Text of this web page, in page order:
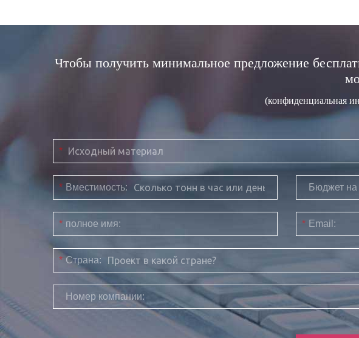
Чтобы получить минимальное предложение
(конфиденциальная
*
* Вместимость: Бюджет на
* полное имя: * Email:
* Страна:
Номер компании: